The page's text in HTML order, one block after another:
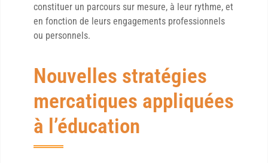
constituer un parcours sur mesure, à leur rythme, et
en fonction de leurs engagements professionnels
ou personnels.
Nouvelles stratégies
mercatiques appliquées
à l’éducation